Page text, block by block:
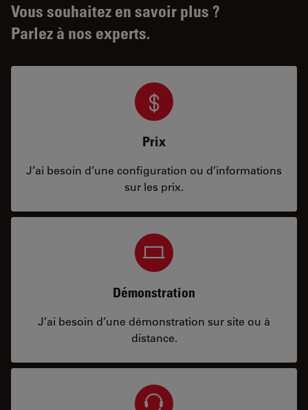
Vous souhaitez en savoir plus ?
Parlez à nos experts.
Prix
J’ai besoin d’une configuration ou d’informations
sur les prix.
Démonstration
J’ai besoin d’une démonstration sur site ou à
distance.